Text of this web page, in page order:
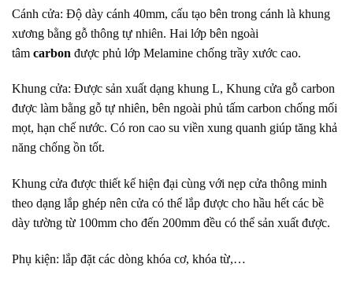
Cánh cửa: Độ dày cánh 40mm, cấu tạo bên trong cánh là khung
xương bằng gỗ thông tự nhiên. Hai lớp bên ngoài
tâm carbon được phủ lớp Melamine chống trầy xước cao.
Khung cửa: Được sản xuất dạng khung L, Khung cửa gỗ carbon
được làm bằng gỗ tự nhiên, bên ngoài phủ tấm carbon chống mối
mọt, hạn chế nước. Có ron cao su viền xung quanh giúp tăng khả
năng chống ồn tốt.
Khung cửa được thiết kế hiện đại cùng với nẹp cửa thông minh
theo dạng lắp ghép nên cửa có thể lắp được cho hầu hết các bề
dày tường từ 100mm cho đến 200mm đều có thể sản xuất được.
Phụ kiện: lắp đặt các dòng khóa cơ, khóa từ,…